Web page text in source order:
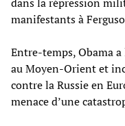
dans la répression
manifestants à
Entre-temps, Obama
au Moyen-Orient et
contre la Russie en
menace d’une